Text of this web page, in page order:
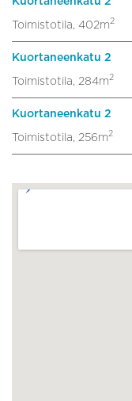
Toimistotila, 402m2
Kuortaneenkatu 2
Toimistotila, 284m2
Kuortaneenkatu 2
Toimistotila, 256m2